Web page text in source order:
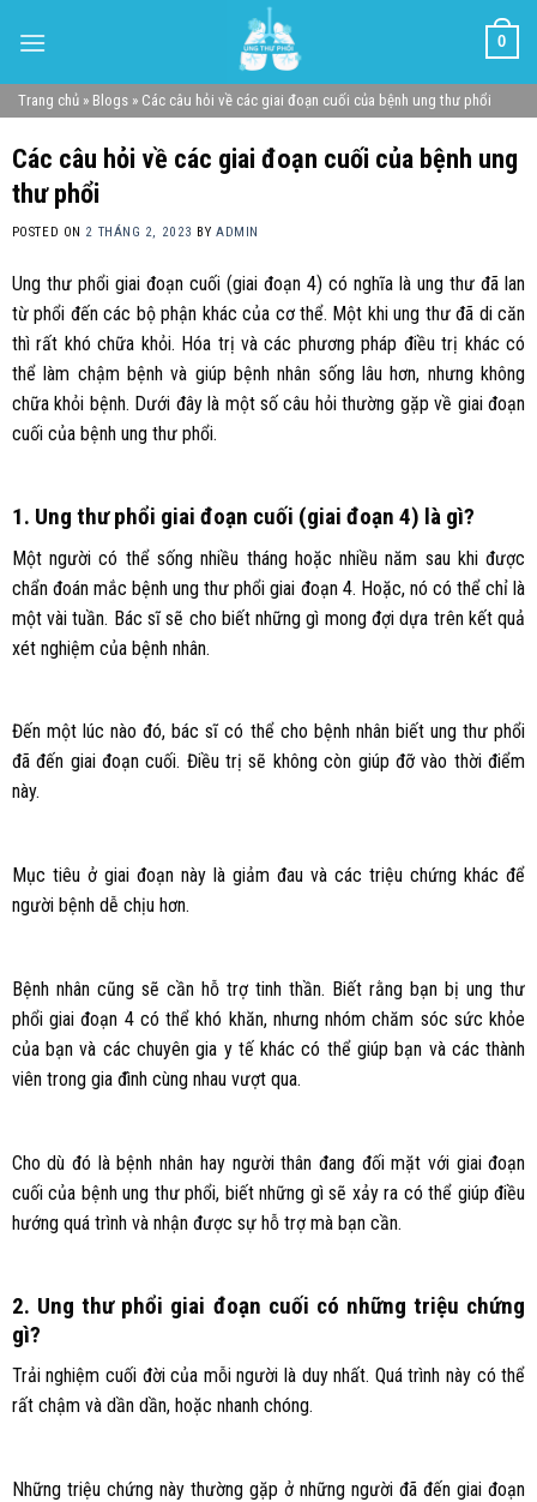
0
Trang chủ » Blogs » Các câu hỏi về các giai đoạn cuối của bệnh ung thư phổi
Các câu hỏi về các giai đoạn cuối của bệnh ung
thư phổi
POSTED ON 2 THÁNG 2, 2023 BYADMIN
Ung thư phổi giai đoạn cuối (giai đoạn 4) có nghĩa là ung thư đã lan
từ phổi đến các bộ phận khác của cơ thể. Một khi ung thư đã di căn
thì rất khó chữa khỏi. Hóa trị và các phương pháp điều trị khác có
thể làm chậm bệnh và giúp bệnh nhân sống lâu hơn, nhưng không
chữa khỏi bệnh. Dưới đây là một số câu hỏi thường gặp về giai đoạn
cuối của bệnh ung thư phổi.
1. Ung thư phổi giai đoạn cuối (giai đoạn 4) là gì?
Một người có thể sống nhiều tháng hoặc nhiều năm sau khi được
chẩn đoán mắc bệnh ung thư phổi giai đoạn 4. Hoặc, nó có thể chỉ là
một vài tuần. Bác sĩ sẽ cho biết những gì mong đợi dựa trên kết quả
xét nghiệm của bệnh nhân.
Đến một lúc nào đó, bác sĩ có thể cho bệnh nhân biết ung thư phổi
đã đến giai đoạn cuối. Điều trị sẽ không còn giúp đỡ vào thời điểm
này.
Mục tiêu ở giai đoạn này là giảm đau và các triệu chứng khác để
người bệnh dễ chịu hơn.
Bệnh nhân cũng sẽ cần hỗ trợ tinh thần. Biết rằng bạn bị ung thư
phổi giai đoạn 4 có thể khó khăn, nhưng nhóm chăm sóc sức khỏe
của bạn và các chuyên gia y tế khác có thể giúp bạn và các thành
viên trong gia đình cùng nhau vượt qua.
Cho dù đó là bệnh nhân hay người thân đang đối mặt với giai đoạn
cuối của bệnh ung thư phổi, biết những gì sẽ xảy ra có thể giúp điều
hướng quá trình và nhận được sự hỗ trợ mà bạn cần.
2. Ung thư phổi giai đoạn cuối có những triệu chứng
gì?
Trải nghiệm cuối đời của mỗi người là duy nhất. Quá trình này có thể
rất chậm và dần dần, hoặc nhanh chóng.
Những triệu chứng này thường gặp ở những người đã đến giai đoạn